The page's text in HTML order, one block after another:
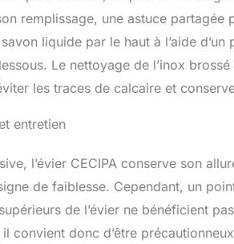
remplissage, une astuce partagée
liquide par le haut à l’aide
Le nettoyage de l’inox
les traces de calcaire et
entretien
l’évier CECIPA conserve son
de faiblesse. Cependant, un
de l’évier ne bénéficient
convient donc d’être